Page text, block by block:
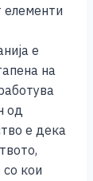
елементи
е
на
од
е дека
кои